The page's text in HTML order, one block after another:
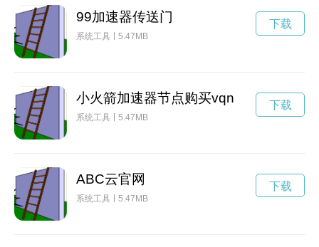
99加速器传送门
系统工具 5.47MB
下载
小火箭加速器节点购买vqn
系统工具 5.47MB
下载
ABC云官网
系统工具 5.47MB
下载